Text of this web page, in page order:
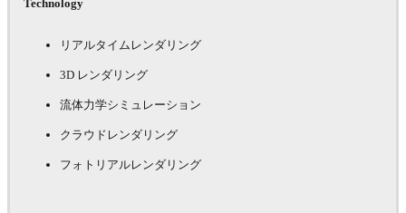
Technology
リアルタイムレンダリング
3D レンダリング
流体力学シミュレーション
クラウドレンダリング
フォトリアルレンダリング